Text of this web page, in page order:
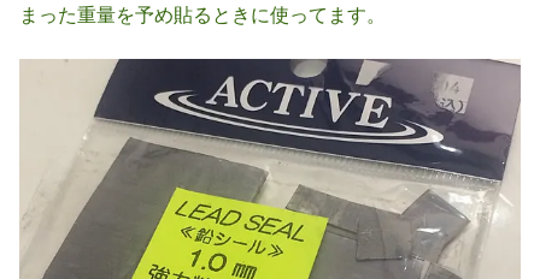
まった重量を予め貼るときに使ってます。